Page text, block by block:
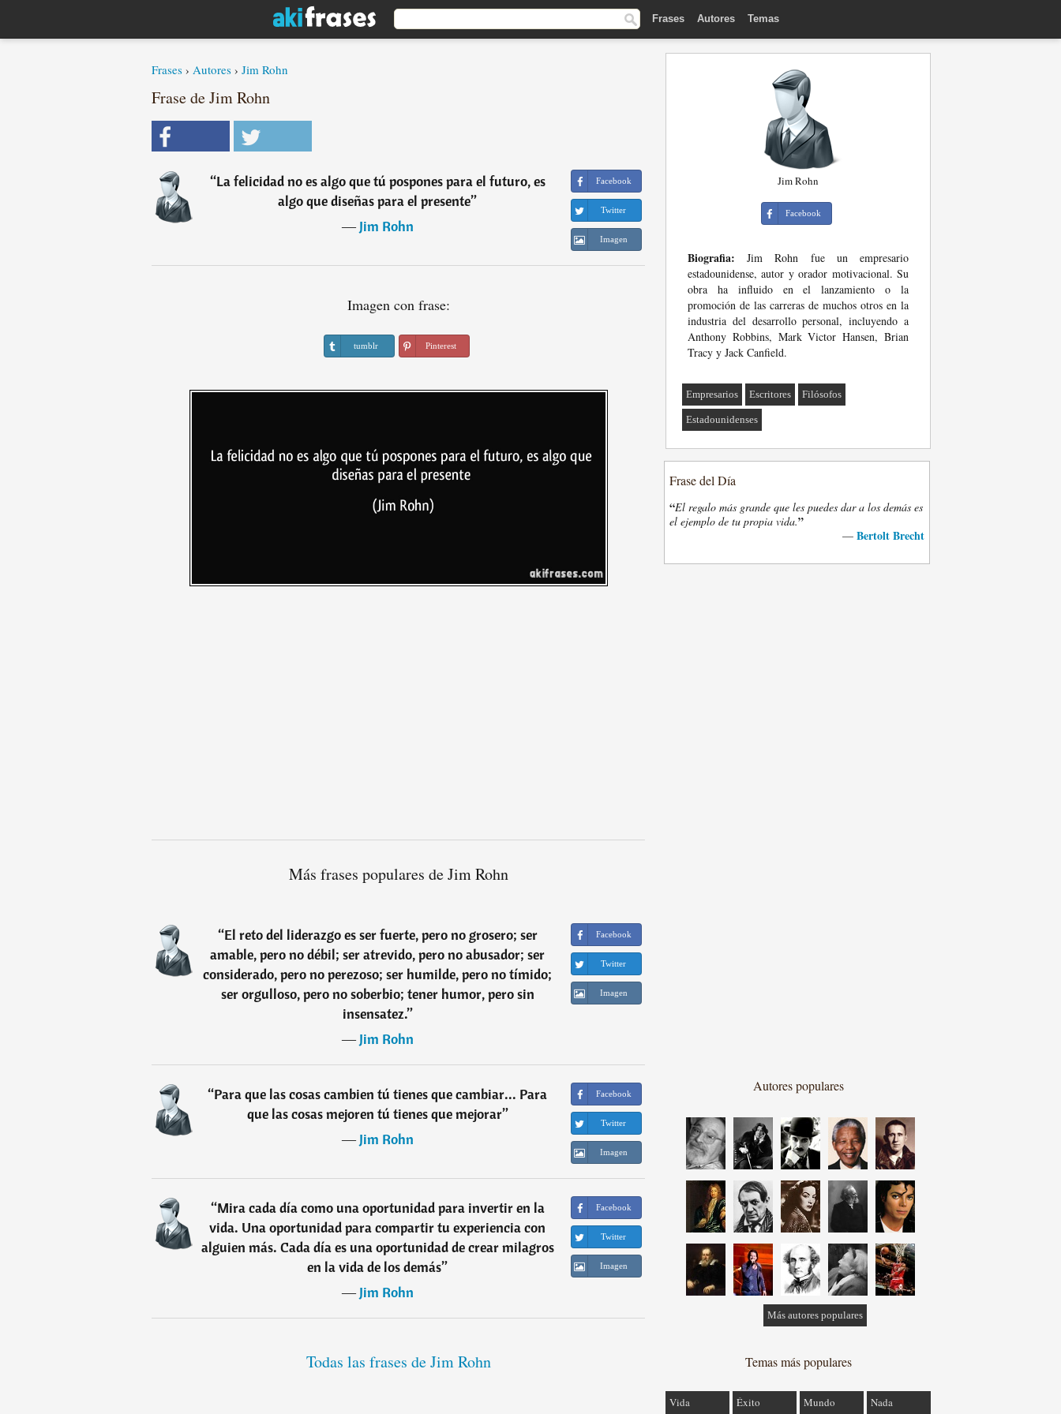
Frases Autores Temas
Frases › Autores › Jim Rohn
Frase de Jim Rohn
“La felicidad no es algo que tú pospones para el futuro, es
algo que diseñas para el presente”
―Jim Rohn
Facebook
Twitter
Imagen
Imagen con frase:
tumblr Pinterest
Más frases populares de Jim Rohn
“El reto del liderazgo es ser fuerte, pero no grosero; ser
amable, pero no débil; ser atrevido, pero no abusador; ser
considerado, pero no perezoso; ser humilde, pero no tímido;
ser orgulloso, pero no soberbio; tener humor, pero sin
insensatez.”
―Jim Rohn
Facebook
Twitter
Imagen
“Para que las cosas cambien tú tienes que cambiar... Para
que las cosas mejoren tú tienes que mejorar”
―Jim Rohn
Facebook
Twitter
Imagen
“Mira cada día como una oportunidad para invertir en la
vida. Una oportunidad para compartir tu experiencia con
alguien más. Cada día es una oportunidad de crear milagros
en la vida de los demás”
―Jim Rohn
Facebook
Twitter
Imagen
Todas las frases de Jim Rohn
Jim Rohn
Facebook
Biografia: Jim Rohn fue un empresario
estadounidense, autor y orador motivacional. Su
obra ha influido en el lanzamiento o la
promoción de las carreras de muchos otros en la
industria del desarrollo personal, incluyendo a
Anthony Robbins, Mark Victor Hansen, Brian
Tracy y Jack Canfield.
Empresarios Escritores Filósofos
Estadounidenses
Frase del Día
“El regalo más grande que les puedes dar a los demás es
el ejemplo de tu propia vida.”
— Bertolt Brecht
Autores populares
Más autores populares
Temas más populares
Vida Éxito Mundo Nada